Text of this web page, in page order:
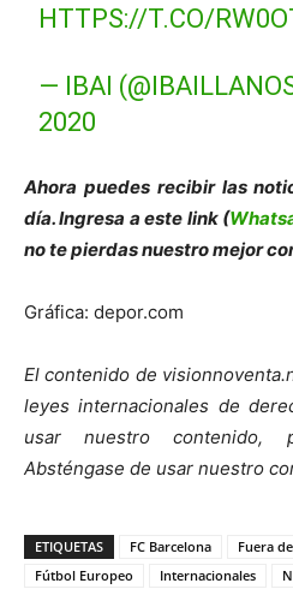
HTTPS://T.CO/
— IBAI
2020
Ahora puedes recibir las
día. Ingresa a este link (
no te pierdas nuestro mejor
Gráfica: depor.com
El contenido de
leyes internacionales de
usar nuestro contenido,
Absténgase de usar nuestro
ETIQUETAS FC Barcelona Fuera
Fútbol Europeo
Internacionales